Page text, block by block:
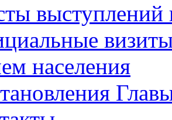
выступлений
населения